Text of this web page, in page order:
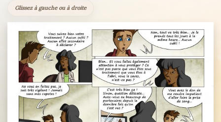
Glissez à gauche ou à droite